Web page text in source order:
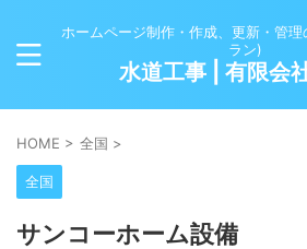
ホームページ制作・作成、更新・管
ラン)
水道工事 | 有限会
HOME > 全国 >
全国
サンコーホーム設備